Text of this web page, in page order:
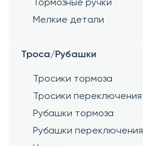
Тормозные ручки
Мелкие детали
Троса/Рубашки
Тросики тормоза
Тросики переключения
Рубашки тормоза
Рубашки переключения